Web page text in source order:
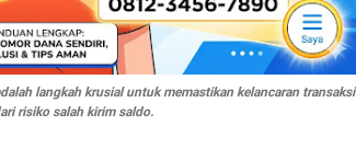
langkah krusial untuk memastikan kelancaran transaksi
risiko salah kirim saldo.